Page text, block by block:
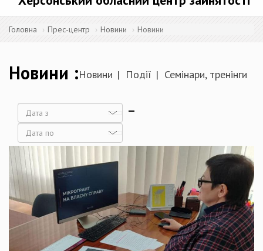
Головна Прес-центр Новини Новини
Новини Новини Події Семінари, тренінги
Дата
Дата